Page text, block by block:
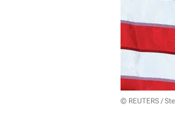
© REUTERS /